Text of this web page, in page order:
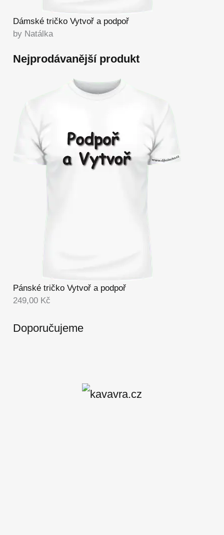
Dámské tričko Vytvoř a podpoř
by Natálka
Nejprodávanější produkt
Pánské tričko Vytvoř a podpoř
249,00 Kč
Doporučujeme